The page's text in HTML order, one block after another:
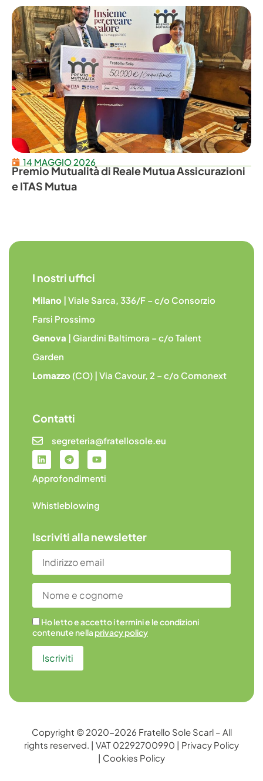
14 MAGGIO 2026
Premio Mutualità di Reale Mutua Assicurazioni
e ITAS Mutua
I nostri uffici
Milano | Viale Sarca, 336/F – c/o Consorzio
Farsi Prossimo
Genova | Giardini Baltimora – c/o Talent
Garden
Lomazzo (CO) | Via Cavour, 2 – c/o Comonext
Contatti
segreteria@fratellosole.eu
Approfondimenti
Whistleblowing
Iscriviti alla newsletter
Ho letto e accetto i termini e le condizioni
contenute nellaprivacy policy
Copyright © 2020-2026 Fratello Sole Scarl – All
rights reserved. | VAT 02292700990 | Privacy Policy
| Cookies Policy